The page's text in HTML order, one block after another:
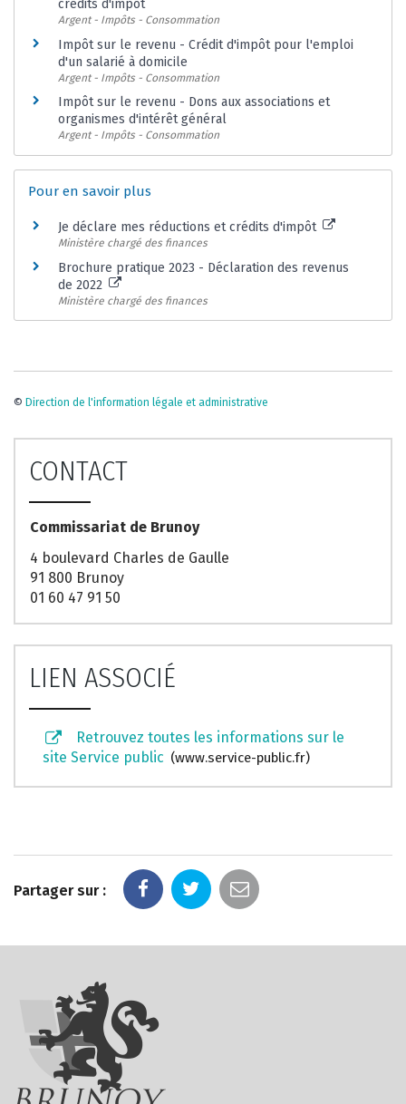
crédits d'impôt
Argent - Impôts - Consommation
Impôt sur le revenu - Crédit d'impôt pour l'emploi
d'un salarié à domicile
Argent - Impôts - Consommation
Impôt sur le revenu - Dons aux associations et
organismes d'intérêt général
Argent - Impôts - Consommation
Pour en savoir plus
Je déclare mes réductions et crédits d'impôt
Ministère chargé des finances
Brochure pratique 2023 - Déclaration des revenus
de 2022
Ministère chargé des finances
© Direction de l'information légale et administrative
CONTACT
Commissariat de Brunoy
4 boulevard Charles de Gaulle
91 800 Brunoy
01 60 47 91 50
LIEN ASSOCIÉ
Retrouvez toutes les informations sur le
site Service public
www.service-public.fr
Partager sur :